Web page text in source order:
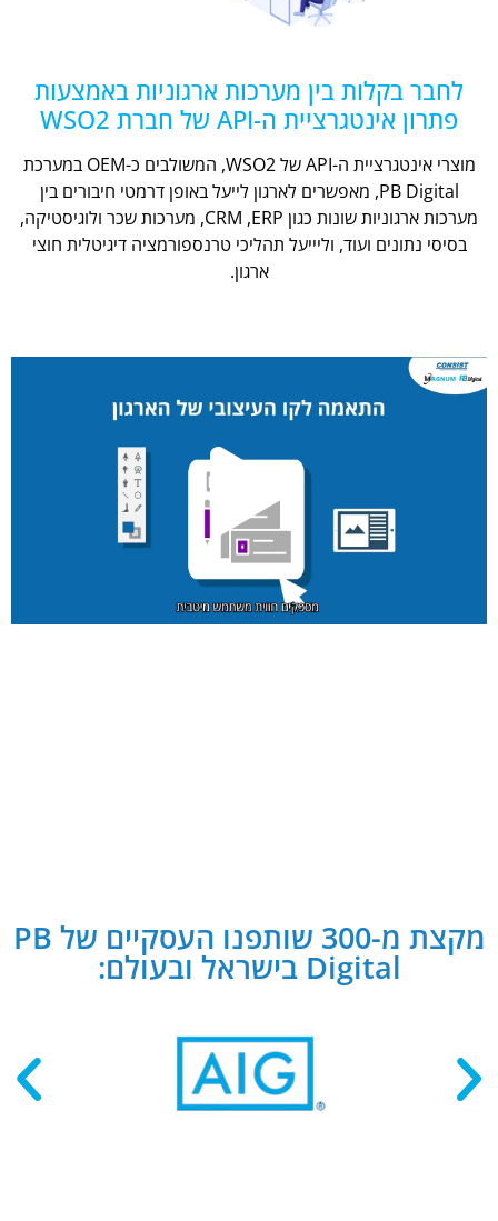
לחבר בקלות בין מערכות ארגוניות באמצעות
פתרון אינטגרציית ה-API של חברת WSO2
מוצרי אינטגרציית ה-API של WSO2, המשולבים כ-OEM במערכת
PB Digital, מאפשרים לארגון לייעל באופן דרמטי חיבורים בין
מערכות ארגוניות שונות כגון CRM ,ERP, מערכות שכר ולוגיסטיקה,
בסיסי נתונים ועוד, וליייעל תהליכי טרנספורמציה דיגיטלית חוצי
ארגון.
מקצת מ-300 שותפנו העסקיים של PB
Digital בישראל ובעולם: